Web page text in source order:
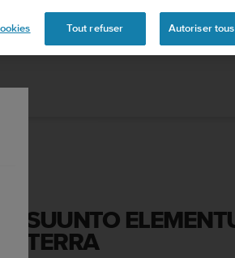
SUUNTO
TERRA
Tout refuser Autoriser